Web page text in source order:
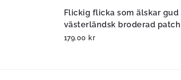
Flickig flicka som älskar gud
västerländsk broderad patch
179.00 kr